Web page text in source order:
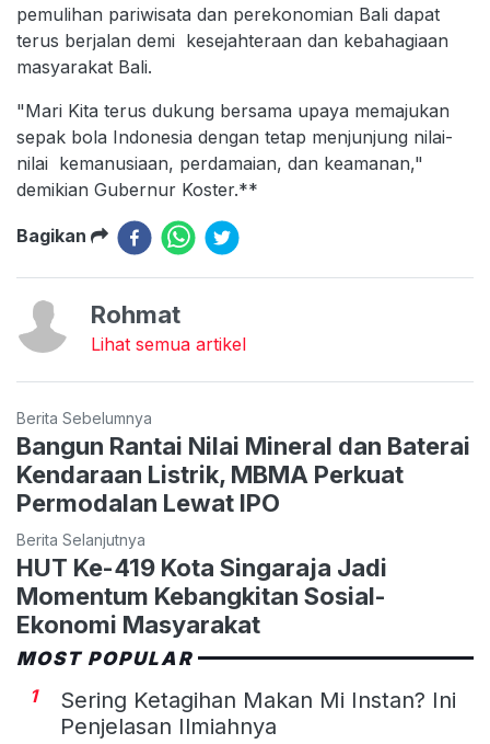
pemulihan pariwisata dan perekonomian Bali dapat
terus berjalan demi kesejahteraan dan kebahagiaan
masyarakat Bali.
"Mari Kita terus dukung bersama upaya memajukan
sepak bola Indonesia dengan tetap menjunjung nilai-
nilai kemanusiaan, perdamaian, dan keamanan,"
demikian Gubernur Koster.**
Bagikan
Rohmat
Lihat semua artikel
Berita Sebelumnya
Bangun Rantai Nilai Mineral dan Baterai
Kendaraan Listrik, MBMA Perkuat
Permodalan Lewat IPO
Berita Selanjutnya
HUT Ke-419 Kota Singaraja Jadi
Momentum Kebangkitan Sosial-
Ekonomi Masyarakat
MOST POPULAR
1
Sering Ketagihan Makan Mi Instan? Ini
Penjelasan Ilmiahnya